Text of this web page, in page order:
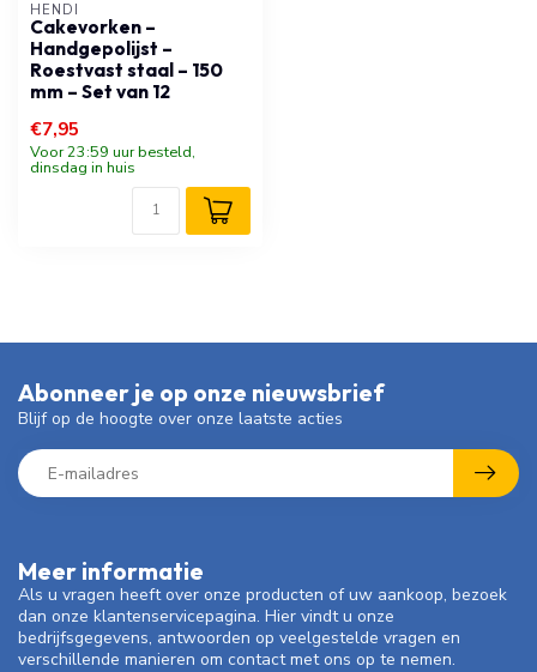
HENDI
Cakevorken –
Handgepolijst –
Roestvast staal – 150
mm – Set van 12
€7,95
Voor 23:59 uur besteld,
dinsdag in huis
Meer informatie
Als u vragen heeft over onze producten of uw aankoop, bezoek
dan onze klantenservicepagina. Hier vindt u onze
bedrijfsgegevens, antwoorden op veelgestelde vragen en
verschillende manieren om contact met ons op te nemen.
Abonneer je op onze nieuwsbrief
Blijf op de hoogte over onze laatste acties